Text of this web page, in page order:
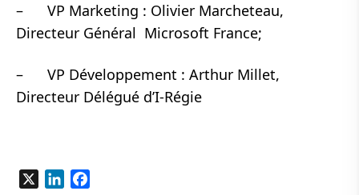
– VP Marketing : Olivier Marcheteau,
Directeur Général Microsoft France;
– VP Développement : Arthur Millet,
Directeur Délégué d’I-Régie
LinkedIn